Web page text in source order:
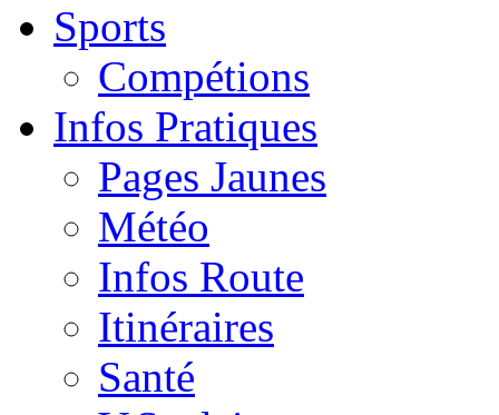
Sports
Compétions
Infos Pratiques
Pages Jaunes
Météo
Infos Route
Itinéraires
Santé